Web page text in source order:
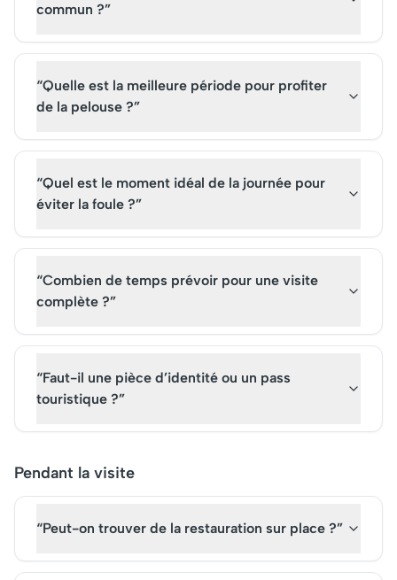
commun ?”
“Quelle est la meilleure période pour profiter
de la pelouse ?”
“Quel est le moment idéal de la journée pour
éviter la foule ?”
“Combien de temps prévoir pour une visite
complète ?”
“Faut-il une pièce d’identité ou un pass
touristique ?”
Pendant la visite
“Peut-on trouver de la restauration sur place ?”